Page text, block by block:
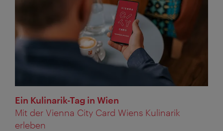
Ein Kulinarik-Tag in Wien
Mit der Vienna City Card Wiens Kulinarik
erleben